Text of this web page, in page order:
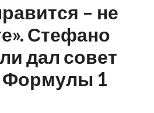
– не
Стефано
дал совет
Формулы 1